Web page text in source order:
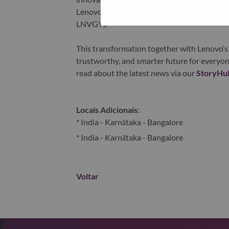
Lenovo is listed on the Hong Kong stock
LNVGY).
This transformation together with
trustworthy, and smarter future for
read about the latest news via our
Locais Adicionais:
* India - Karnātaka - Bangalore
* India - Karnātaka - Bangalore
Voltar